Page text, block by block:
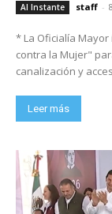
Al Instante staff -
* La Oficialía
contra la Mujer"
canalización y
Leer más